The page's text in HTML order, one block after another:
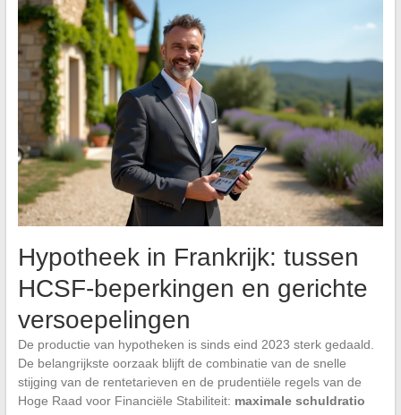
Hypotheek in Frankrijk: tussen
HCSF-beperkingen en gerichte
versoepelingen
De productie van hypotheken is sinds eind 2023 sterk gedaald.
De belangrijkste oorzaak blijft de combinatie van de snelle
stijging van de rentetarieven en de prudentiële regels van de
Hoge Raad voor Financiële Stabiliteit: maximale schuldratio